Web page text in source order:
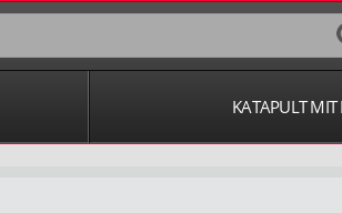
KATAPULT MIT